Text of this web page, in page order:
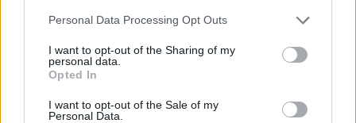
Personal Data Processing Opt Outs
I want to opt-out of the Sharing of my
personal data.
Opted In
I want to opt-out of the Sale of my
Personal Data.
Η Volkswagen παρουσιάζει το νέο